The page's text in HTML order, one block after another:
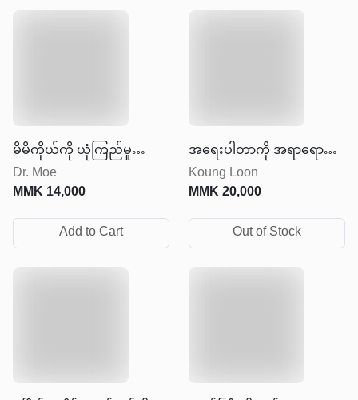
မိမိကိုယ်ကို ယုံကြည်မှု
တည်ဆောက်ခြင်း
Dr. Moe
MMK14,000
Add to Cart
အရေးပါတာကို အရာရောက်
အောင်လုပ်ပါ
Koung Loon
MMK20,000
Out of Stock